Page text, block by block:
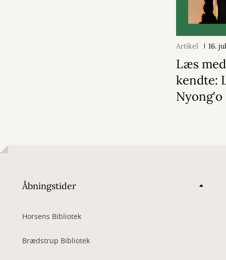
Artikel 16.
Læs
kendte:
Nyong'o
Åbningstider
Horsens Bibliotek
Brædstrup Bibliotek